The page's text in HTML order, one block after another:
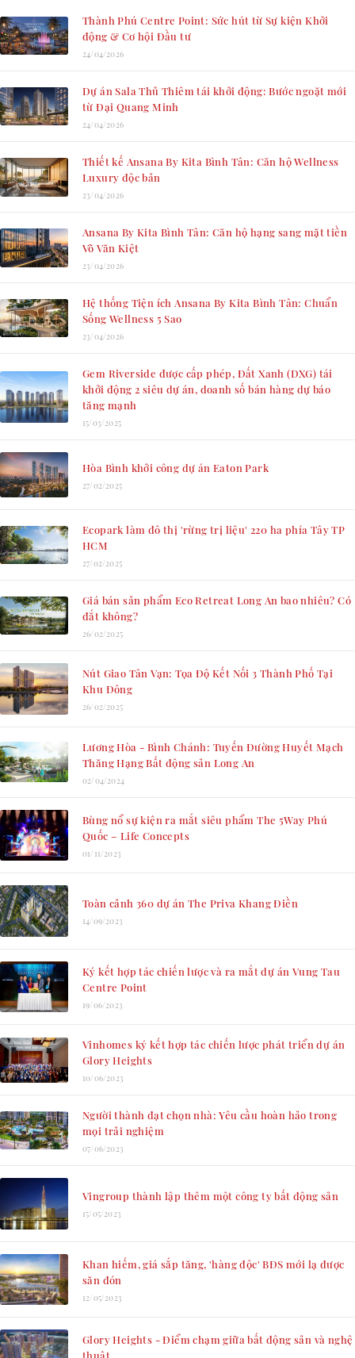
Thành Phú Centre Point: Sức hút từ Sự kiện Khởi
động & Cơ hội Đầu tư
24/04/2026
Dự án Sala Thủ Thiêm tái khởi động: Bước ngoặt mới
từ Đại Quang Minh
24/04/2026
Thiết kế Ansana By Kita Bình Tân: Căn hộ Wellness
Luxury độc bản
23/04/2026
Ansana By Kita Bình Tân: Căn hộ hạng sang mặt tiền
Võ Văn Kiệt
23/04/2026
Hệ thống Tiện ích Ansana By Kita Bình Tân: Chuẩn
Sống Wellness 5 Sao
23/04/2026
Gem Riverside được cấp phép, Đất Xanh (DXG) tái
khởi động 2 siêu dự án, doanh số bán hàng dự báo
tăng mạnh
15/03/2025
Hòa Bình khởi công dự án Eaton Park
27/02/2025
Ecopark làm đô thị 'rừng trị liệu' 220 ha phía Tây TP
HCM
27/02/2025
Giá bán sản phẩm Eco Retreat Long An bao nhiêu? Có
đắt không?
26/02/2025
Nút Giao Tân Vạn: Tọa Độ Kết Nối 3 Thành Phố Tại
Khu Đông
26/02/2025
Lương Hòa - Bình Chánh: Tuyến Đường Huyết Mạch
Thăng Hạng Bất động sản Long An
02/04/2024
Bùng nổ sự kiện ra mắt siêu phẩm The 5Way Phú
Quốc – Life Concepts
01/11/2023
Toàn cảnh 360 dự án The Priva Khang Điền
14/09/2023
Ký kết hợp tác chiến lược và ra mắt dự án Vung Tau
Centre Point
19/06/2023
Vinhomes ký kết hợp tác chiến lược phát triển dự án
Glory Heights
10/06/2023
Người thành đạt chọn nhà: Yêu cầu hoàn hảo trong
mọi trải nghiệm
07/06/2023
Vingroup thành lập thêm một công ty bất động sản
15/05/2023
Khan hiếm, giá sắp tăng, 'hàng độc' BĐS mới lạ được
săn đón
12/05/2023
Glory Heights - Điểm chạm giữa bất động sản và nghệ